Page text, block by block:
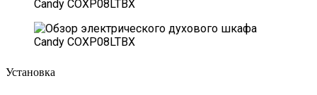
Установка